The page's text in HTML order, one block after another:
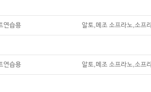
연습용 알토,메조 소프라노,소프
연습용 알토,메조 소프라노,소프